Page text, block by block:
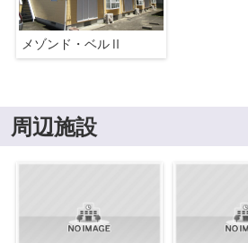
メゾンド・ベルⅡ
周辺施設